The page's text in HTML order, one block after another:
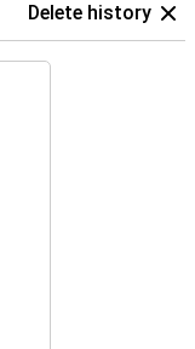
Delete history